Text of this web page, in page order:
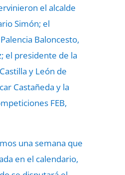
el alcalde
Simón; el
Baloncesto,
el presidente de la
y León de
Castañeda y la
FEB,
una semana que
en el calendario,